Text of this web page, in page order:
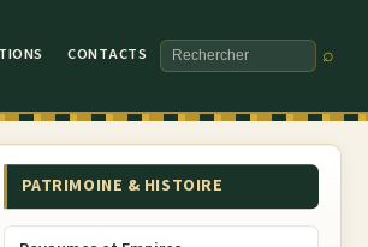
CONTACTS
Rechercher
⌕
PATRIMOINE & HISTOIRE